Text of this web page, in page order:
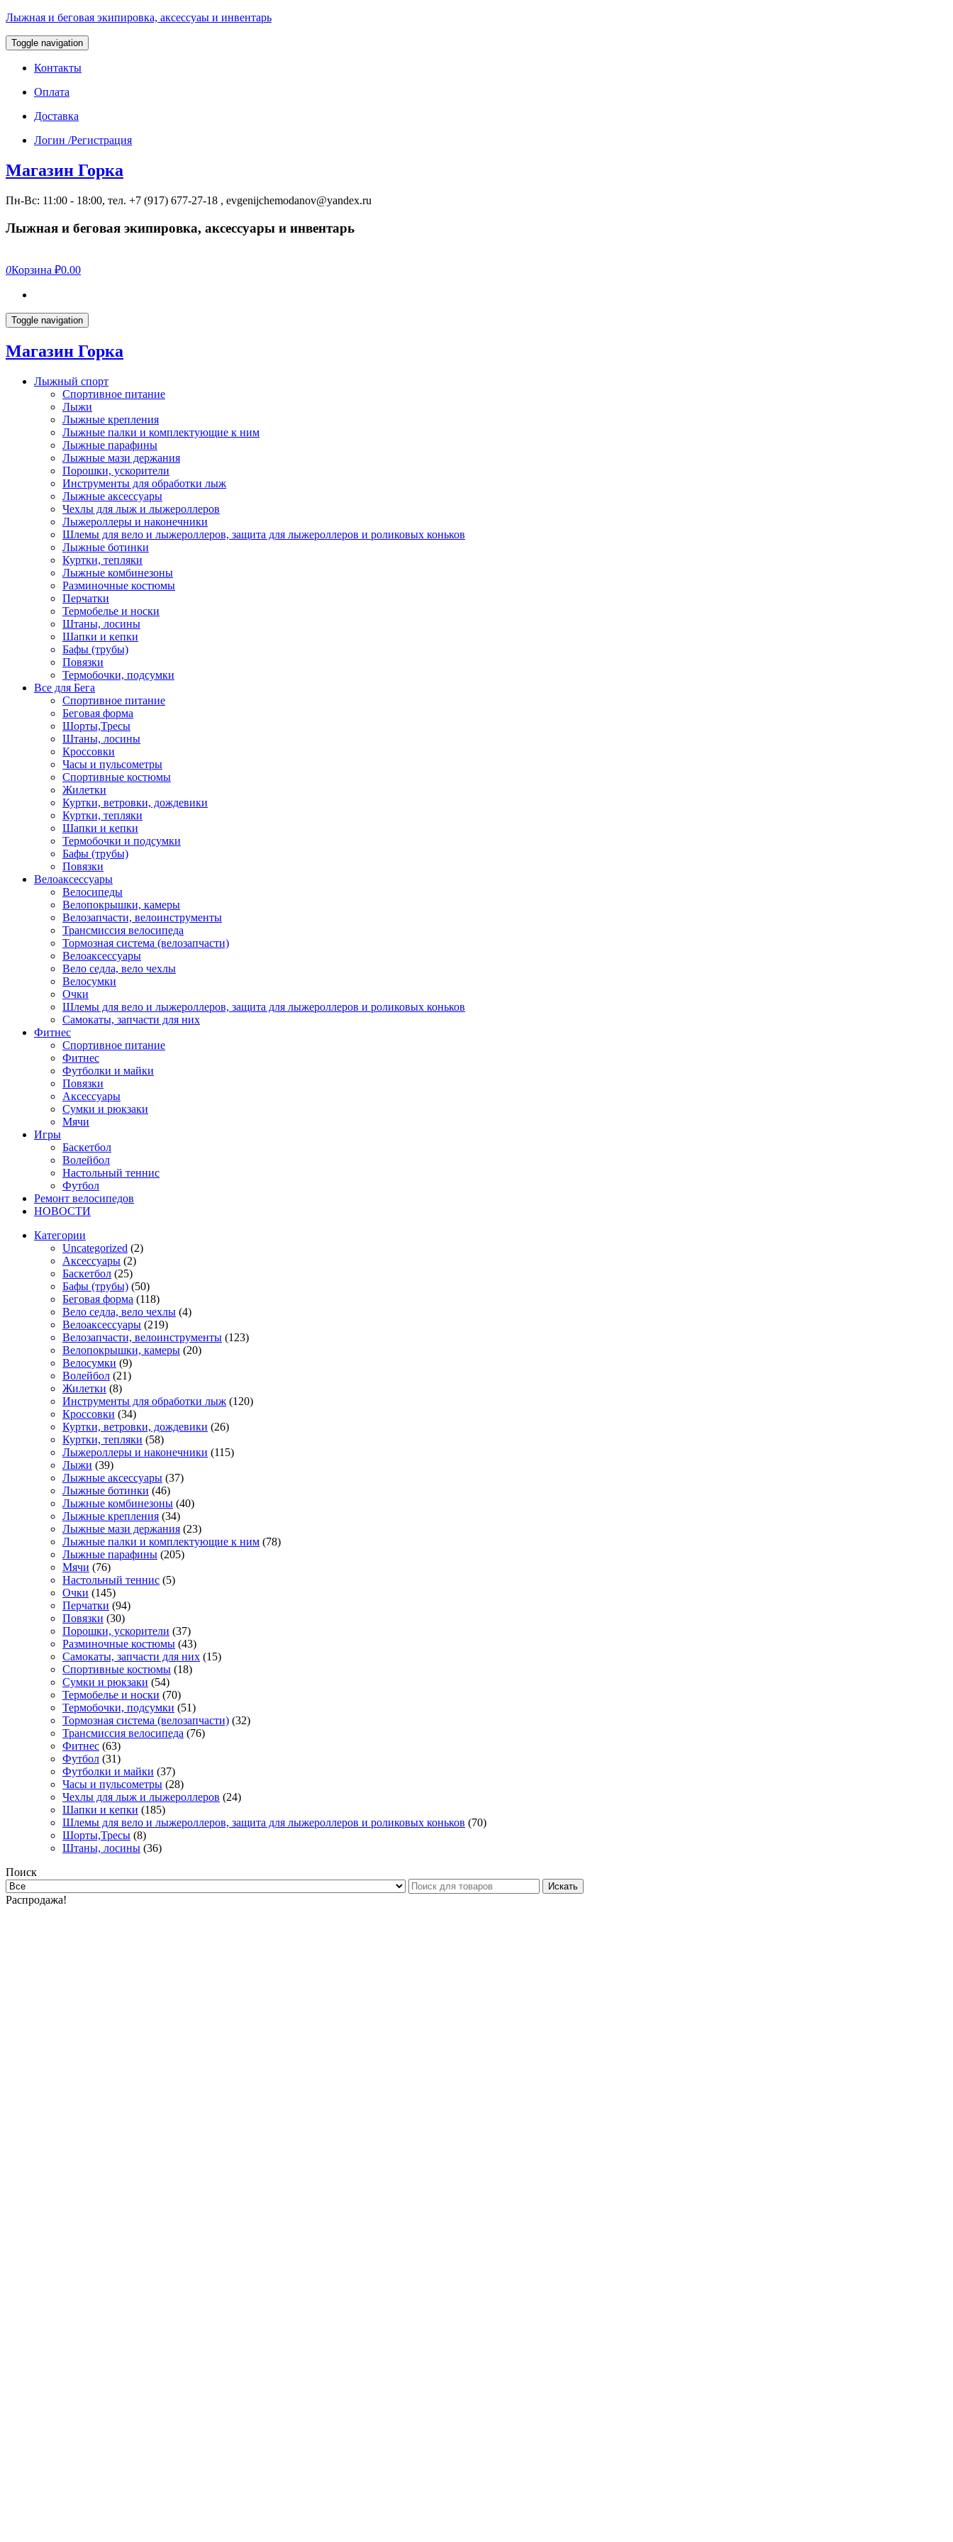
Лыжная и беговая экипировка, аксессуаы и инвентарь
Toggle navigation
Контакты
Оплата
Доставка
Логин /Регистрация
Магазин Горка
Пн-Вс: 11:00 - 18:00, тел. +7 (917) 677-27-18 , evgenijchemodanov@yandex.ru
Лыжная и беговая экипировка, аксессуары и инвентарь
0Корзина ₽0.00
Toggle navigation
Магазин Горка
Лыжный спорт
Спортивное питание
Лыжи
Лыжные крепления
Лыжные палки и комплектующие к ним
Лыжные парафины
Лыжные мази держания
Порошки, ускорители
Инструменты для обработки лыж
Лыжные аксессуары
Чехлы для лыж и лыжероллеров
Лыжероллеры и наконечники
Шлемы для вело и лыжероллеров, защита для лыжероллеров и роликовых коньков
Лыжные ботинки
Куртки, тепляки
Лыжные комбинезоны
Разминочные костюмы
Перчатки
Термобелье и носки
Штаны, лосины
Шапки и кепки
Бафы (трубы)
Повязки
Термобочки, подсумки
Все для Бега
Спортивное питание
Беговая форма
Шорты,Тресы
Штаны, лосины
Кроссовки
Часы и пульсометры
Спортивные костюмы
Жилетки
Куртки, ветровки, дождевики
Куртки, тепляки
Шапки и кепки
Термобочки и подсумки
Бафы (трубы)
Повязки
Велоаксессуары
Велосипеды
Велопокрышки, камеры
Велозапчасти, велоинструменты
Трансмиссия велосипеда
Тормозная система (велозапчасти)
Велоаксессуары
Вело седла, вело чехлы
Велосумки
Очки
Шлемы для вело и лыжероллеров, защита для лыжероллеров и роликовых коньков
Самокаты, запчасти для них
Фитнес
Спортивное питание
Фитнес
Футболки и майки
Повязки
Аксессуары
Сумки и рюкзаки
Мячи
Игры
Баскетбол
Волейбол
Настольный теннис
Футбол
Ремонт велосипедов
НОВОСТИ
Категории
Uncategorized (2)
Аксессуары (2)
Баскетбол (25)
Бафы (трубы) (50)
Беговая форма (118)
Вело седла, вело чехлы (4)
Велоаксессуары (219)
Велозапчасти, велоинструменты (123)
Велопокрышки, камеры (20)
Велосумки (9)
Волейбол (21)
Жилетки (8)
Инструменты для обработки лыж (120)
Кроссовки (34)
Куртки, ветровки, дождевики (26)
Куртки, тепляки (58)
Лыжероллеры и наконечники (115)
Лыжи (39)
Лыжные аксессуары (37)
Лыжные ботинки (46)
Лыжные комбинезоны (40)
Лыжные крепления (34)
Лыжные мази держания (23)
Лыжные палки и комплектующие к ним (78)
Лыжные парафины (205)
Мячи (76)
Настольный теннис (5)
Очки (145)
Перчатки (94)
Повязки (30)
Порошки, ускорители (37)
Разминочные костюмы (43)
Самокаты, запчасти для них (15)
Спортивные костюмы (18)
Сумки и рюкзаки (54)
Термобелье и носки (70)
Термобочки, подсумки (51)
Тормозная система (велозапчасти) (32)
Трансмиссия велосипеда (76)
Фитнес (63)
Футбол (31)
Футболки и майки (37)
Часы и пульсометры (28)
Чехлы для лыж и лыжероллеров (24)
Шапки и кепки (185)
Шлемы для вело и лыжероллеров, защита для лыжероллеров и роликовых коньков (70)
Шорты,Тресы (8)
Штаны, лосины (36)
Поиск
Искать
Распродажа!